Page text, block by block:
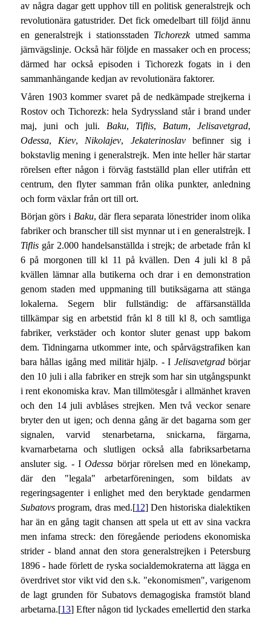
av några dagar gett upphov till en politisk generalstrejk och
revolutionära gatustrider. Det fick omedelbart till följd ännu
en generalstrejk i stationsstaden Tichorezkutmed samma
järnvägslinje. Också här följde en massaker och en process;
därmed har också episoden i Tichorezk fogats in i den
sammanhängande kedjan av revolutionära faktorer.
Våren 1903 kommer svaret på de nedkämpade strejkerna i
Rostov och Tichorezk: hela Sydryssland står i brand under
maj, juni och juli. Baku, Tiflis, Batum,Jelisavetgrad,
Odessa, Kiev, Nikolajev, Jekaterinoslavbefinner sig i
bokstavlig mening i generalstrejk. Men inte heller här startar
rörelsen efter någon i förväg fastställd plan eller utifrån ett
centrum, den flyter samman från olika punkter, anledning
och form växlar från ort till ort.
Början görs i Baku, där flera separata lönestrider inom olika
fabriker och branscher till sist mynnar ut i en generalstrejk. I
Tiflisgår 2.000 handelsanställda i strejk; de arbetade från kl
6 på morgonen till kl 11 på kvällen. Den 4 juli kl 8 på
kvällen lämnar alla butikerna och drar i en demonstration
genom staden med uppmaning till butiksägarna att stänga
lokalerna. Segern blir fullständig: de affärsanställda
tillkämpar sig en arbetstid från kl 8 till kl 8, och samtliga
fabriker, verkstäder och kontor sluter genast upp bakom
dem. Tidningarna utkommer inte, och spårvägstrafiken kan
bara hållas igång med militär hjälp. - I Jelisavetgradbörjar
den 10 juli i alla fabriker en strejk som har sin utgångspunkt
i rent ekonomiska krav. Man tillmötesgår i allmänhet kraven
och den 14 juli avblåses strejken. Men två veckor senare
bryter den ut igen; och denna gång är det bagarna som ger
signalen, varvid stenarbetarna, snickarna, färgarna,
kvarnarbetarna och slutligen också alla fabriksarbetarna
ansluter sig. - IOdessa börjar rörelsen med en lönekamp,
där den "legala" arbetarföreningen, som bildats av
regeringsagenter i enlighet med den beryktade gendarmen
Subatovsprogram, dras med.[12] Den historiska dialektiken
har än en gång tagit chansen att spela ut ett av sina vackra
men infama streck: den föregående periodens ekonomiska
strider - bland annat den stora generalstrejken i Petersburg
1896 - hade förlett de ryska socialdemokraterna att lägga en
överdrivet stor vikt vid den s.k. "ekonomismen", varigenom
de lagt grunden för Subatovs demagogiska framstöt bland
arbetarna.[13] Efter någon tid lyckades emellertid den starka